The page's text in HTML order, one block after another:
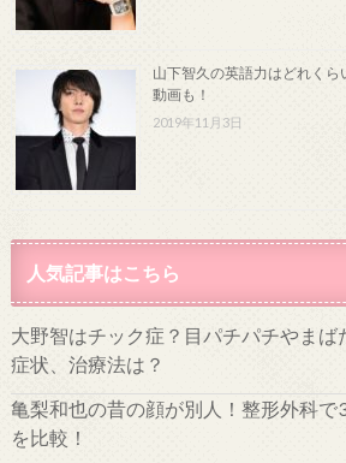
山下智久の英語力はどれく
動画も！
2019年11月3日
人気記事はこちら
大野智はチック症？目パチパチやまば
症状、治療法は？
亀梨和也の昔の顔が別人！整形外科で
を比較！